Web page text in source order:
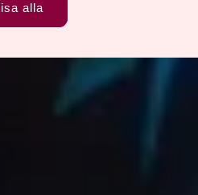
alla